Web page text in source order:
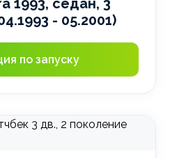
- 05.2001)
по запуску